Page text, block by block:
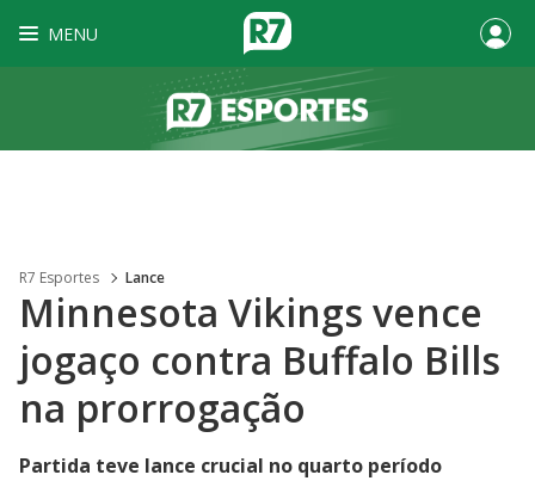
MENU
R7 Esportes Lance
Minnesota Vikings vence
jogaço contra Buffalo Bills
na prorrogação
Partida teve lance crucial no quarto período